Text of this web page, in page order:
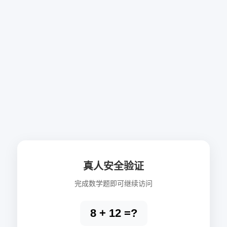
真人安全验证
完成数学题即可继续访问
8 + 12 =?